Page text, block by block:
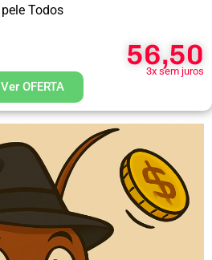
pele Todos
56,50
3x sem juros
Ver OFERTA